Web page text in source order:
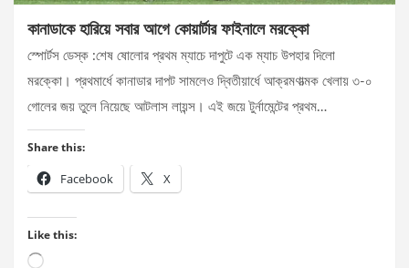
কানাডাকে হারিয়ে সবার আগে কোয়ার্টার ফাইনালে মরক্কো
স্পোর্টস ডেস্ক :শেষ ষোলোর প্রথম ম্যাচে দাপুটে এক ম্যাচ উপহার দিলো
মরক্কো। প্রথমার্ধে কানাডার দাপট সামলেও দ্বিতীয়ার্ধে আক্রমণাত্মক খেলায় ৩-০
গোলের জয় তুলে নিয়েছে আটলাস লায়ন্স। এই জয়ে টুর্নামেন্টের প্রথম…
Share this:
Facebook X
Like this:
Loading…